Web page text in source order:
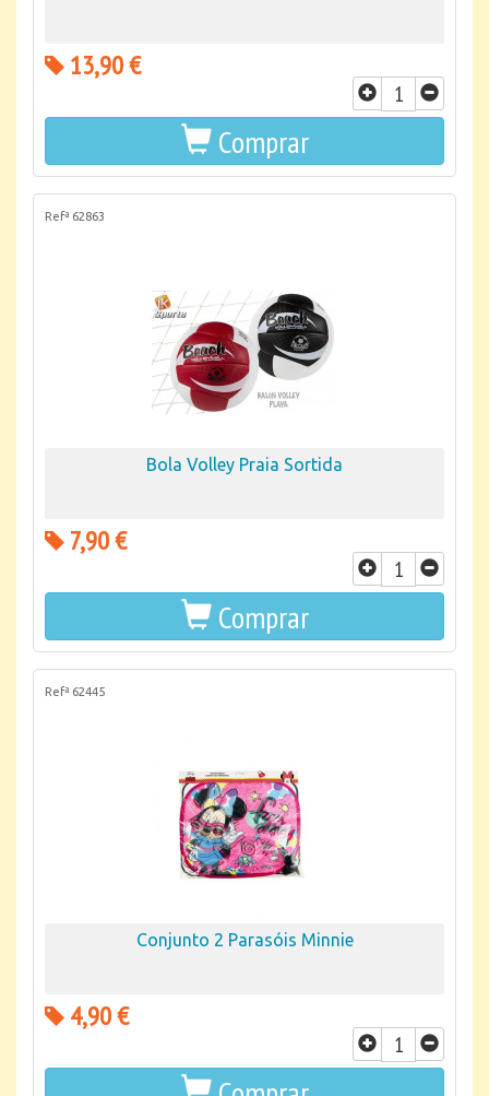
13,90 €
Comprar
Refª 62863
Bola Volley Praia Sortida
7,90 €
Comprar
Refª 62445
Conjunto 2 Parasóis Minnie
4,90 €